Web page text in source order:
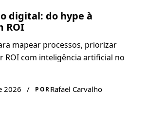
digital: do hype à
ROI
mapear processos, priorizar
ROI com inteligência artificial no
2026 / PORRafael Carvalho